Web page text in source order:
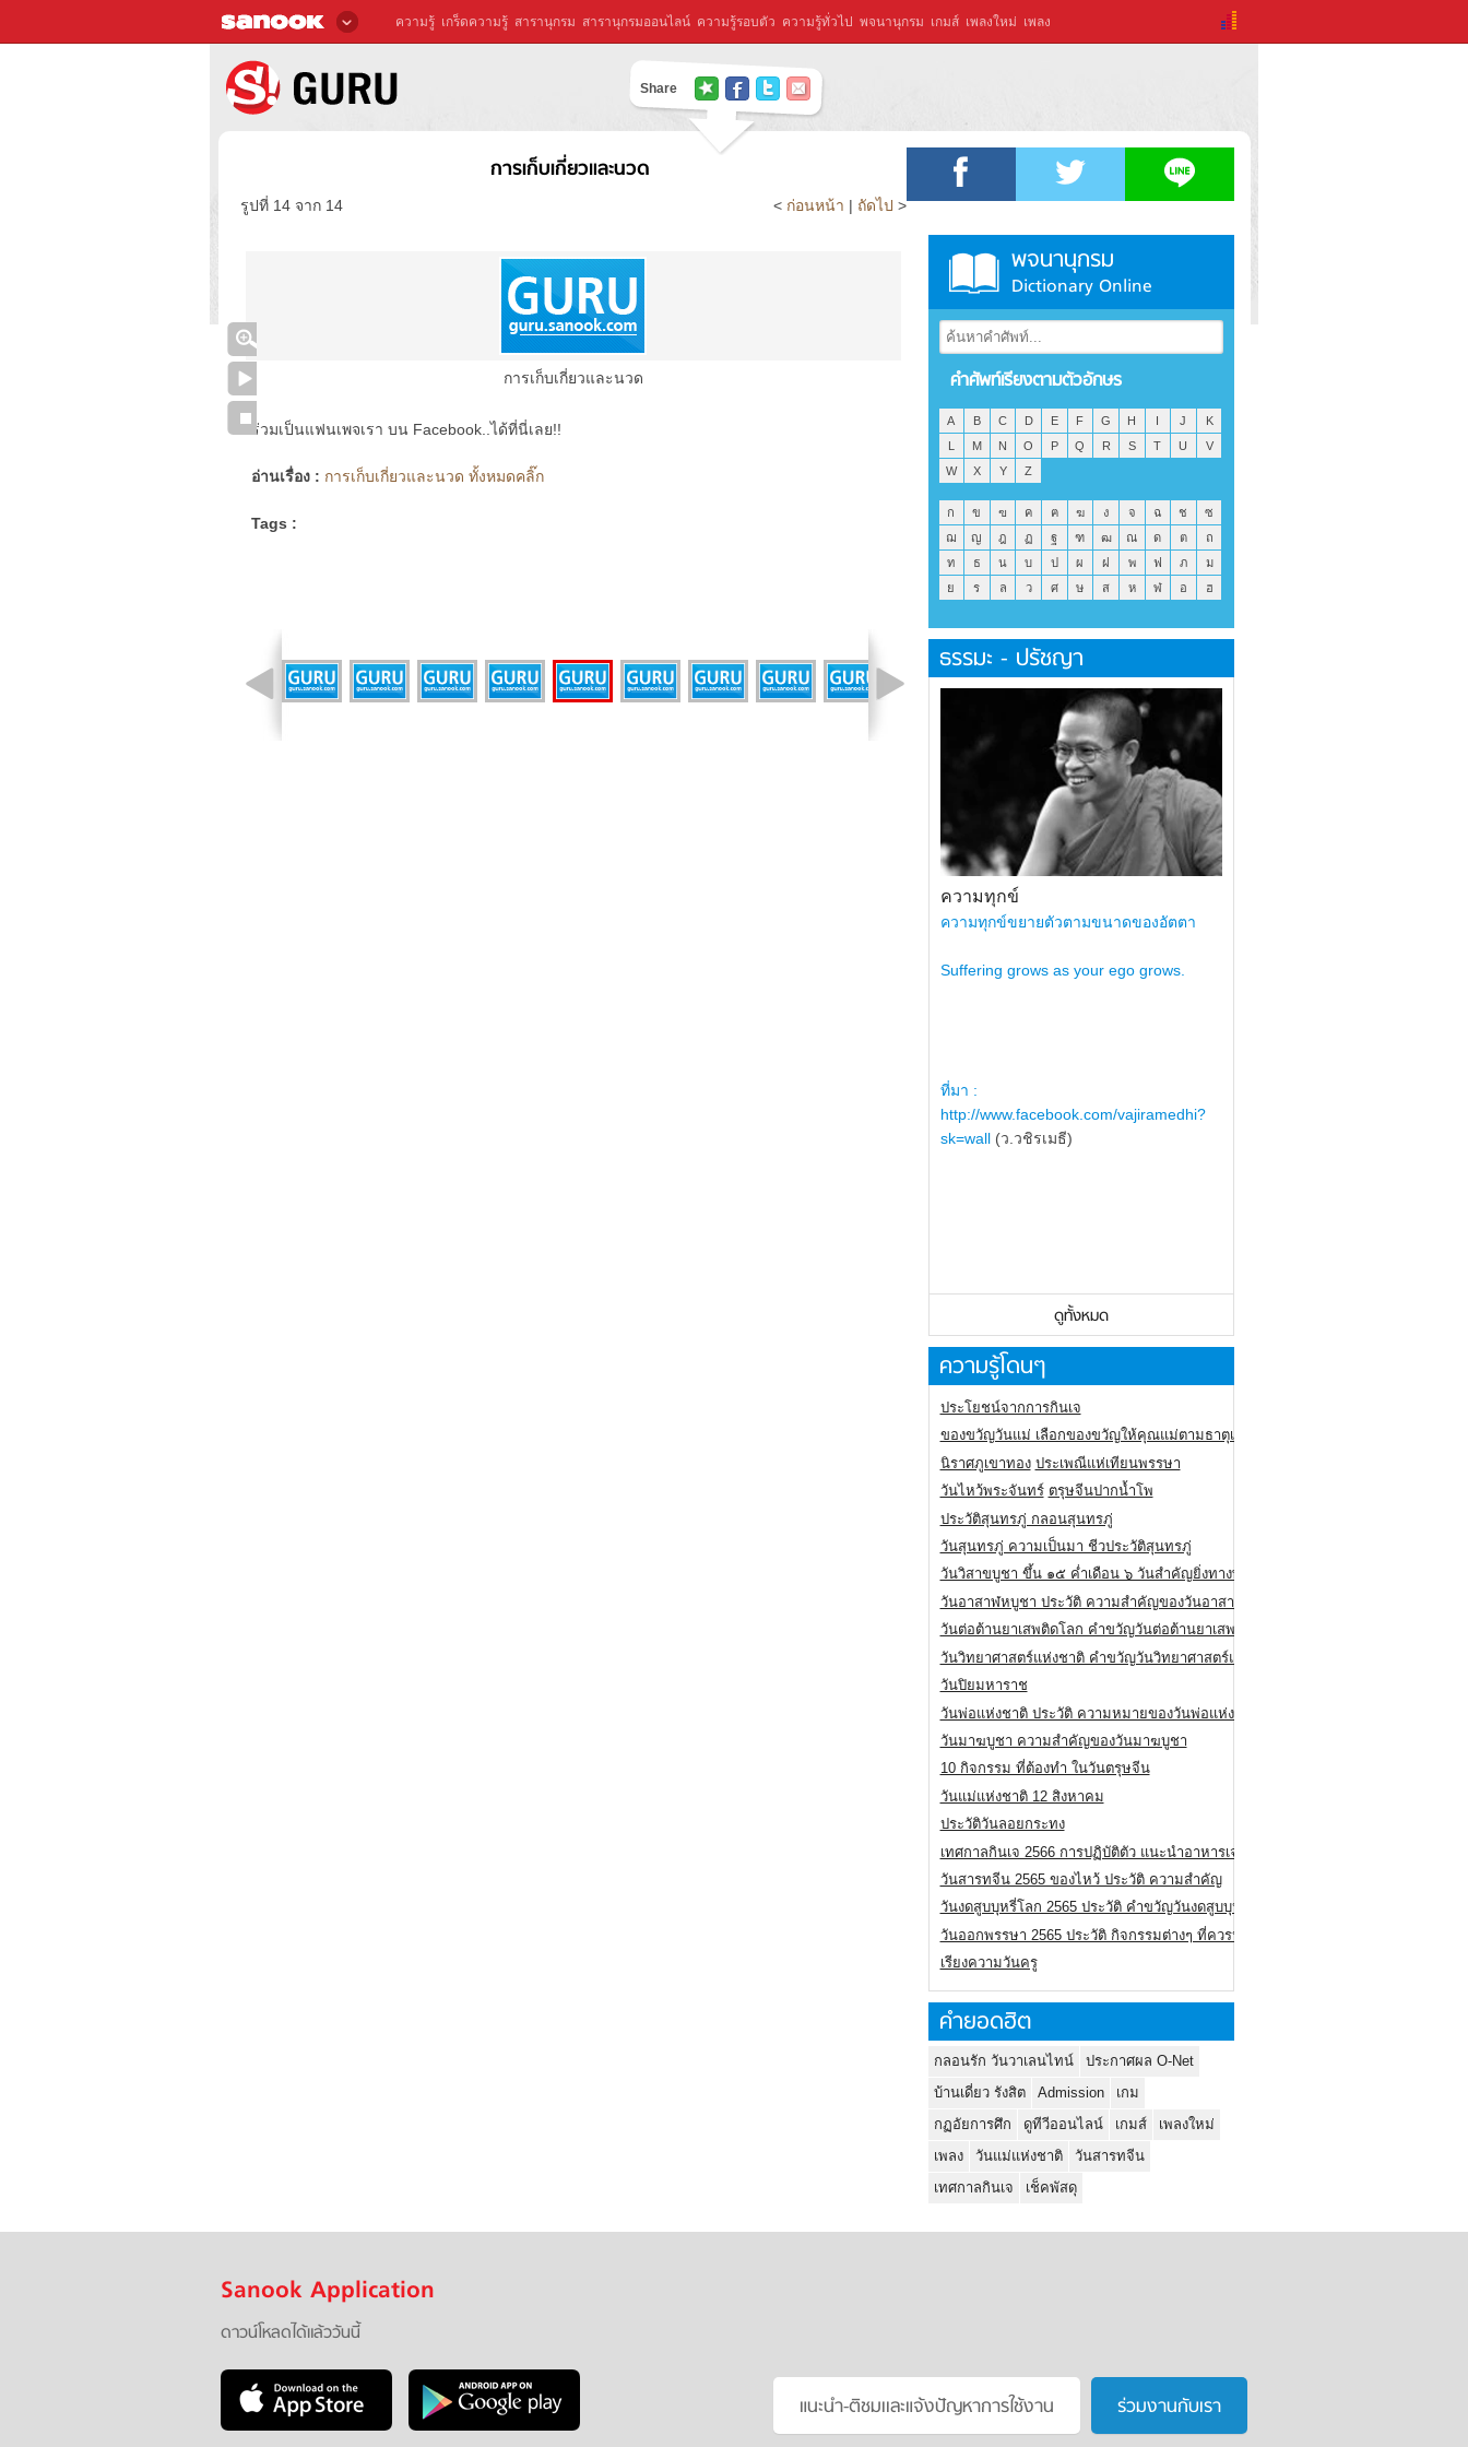
ความรู้ เกร็ดความรู้ สารานุกรม สารานุกรมออนไลน์ ความรู้รอบตัว ความรู้ทั่วไป พจนานุกรม เกมส์ เพลงใหม่ เพลง
Share
การเก็บเกี่ยวและนวด
รูปที่ 14 จาก 14 < ก่อนหน้า | ถัดไป >
การเก็บเกี่ยวและนวด
ร่วมเป็นแฟนเพจเรา บน Facebook..ได้ที่นี่เลย!!
อ่านเรื่อง : การเก็บเกี่ยวและนวด ทั้งหมดคลิ๊ก
Tags :
พจนานุกรม
Dictionary Online
คำศัพท์เรียงตามตัวอักษร
A B C D E F G H I J
K
L
M N O P Q R S T U
V
W
X Y Z
ก ข ฃ ค ฅ ฆ ง จ ฉ ช
ซ
ฌ
ญ ฎ ฏ ฐ ฑ ฒ ณ ด ต
ถ
ท
ธ น บ ป ผ ฝ พ ฟ ภ
ม
ย
ร ล ว ศ ษ ส ห ฬ อ ฮ
ธรรมะ - ปรัชญา
ความทุกข์
ความทุกข์ขยายตัวตามขนาดของอัตตา
Suffering grows as your ego grows.
ที่มา :
http://www.facebook.com/vajiramedhi?
sk=wall (ว.วชิรเมธี)
ดูทั้งหมด
ความรู้โดนๆ
ประโยชน์จากการกินเจ
ของขวัญวันแม่ เลือกของขวัญให้คุณแม่ตามธาตุเกิด
นิราศภูเขาทอง ประเพณีแห่เทียนพรรษา
วันไหว้พระจันทร์ ตรุษจีนปากน้ำโพ
ประวัติสุนทรภู่ กลอนสุนทรภู่
วันสุนทรภู่ ความเป็นมา ชีวประวัติสุนทรภู่
วันวิสาขบูชา ขึ้น ๑๕ ค่ำเดือน ๖ วันสำคัญยิ่งทางพระพุทธศาสนา
วันอาสาฬหบูชา ประวัติ ความสําคัญของวันอาสาฬหบูชา
วันต่อต้านยาเสพติดโลก คำขวัญวันต่อต้านยาเสพติดสากล
วันวิทยาศาสตร์แห่งชาติ คำขวัญวันวิทยาศาสตร์แห่งชาติ
วันปิยมหาราช
วันพ่อแห่งชาติ ประวัติ ความหมายของวันพ่อแห่งชาติ
วันมาฆบูชา ความสำคัญของวันมาฆบูชา
10 กิจกรรม ที่ต้องทำ ในวันตรุษจีน
วันแม่แห่งชาติ 12 สิงหาคม
ประวัติวันลอยกระทง
เทศกาลกินเจ 2566 การปฏิบัติตัว แนะนำอาหารเจ
วันสารทจีน 2565 ของไหว้ ประวัติ ความสำคัญ
วันงดสูบบุหรี่โลก 2565 ประวัติ คำขวัญวันงดสูบบุหรี่โลก
วันออกพรรษา 2565 ประวัติ กิจกรรมต่างๆ ที่ควรปฏิบัติ
เรียงความวันครู
คำยอดฮิต
กลอนรัก วันวาเลนไทน์
ประกาศผล O-Net
บ้านเดี่ยว รังสิต
Admission
เกม
กฏอัยการศึก
ดูทีวีออนไลน์ เกมส์
เพลงใหม่
เพลง
วันแม่แห่งชาติ
วันสารทจีน
เทศกาลกินเจ
เช็คพัสดุ
Sanook Application
ดาวน์โหลดได้แล้ววันนี้
แนะนำ-ติชมเเละแจ้งปัญหาการใช้งาน ร่วมงานกับเรา